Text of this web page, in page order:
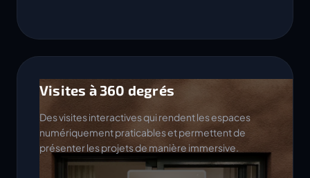
Visites à 360 degrés
Des visites interactives qui rendent les espaces
numériquement praticables et permettent de
présenter les projets de manière immersive.